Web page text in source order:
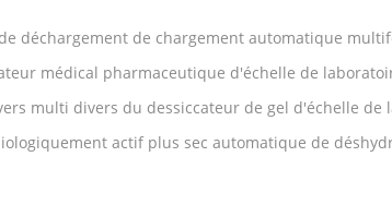
déchargement de chargement automatique
de dessiccateur de gel de vide de peptide
médical pharmaceutique d'échelle de
de gel de laboratoire de vide de LGJ-200F
multi divers du dessiccateur de gel d'échelle de
AC220V
actif plus sec automatique de